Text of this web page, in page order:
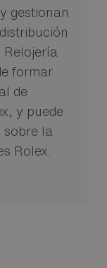
gestionan
Relojería
formar
de
y puede
la
Rolex.